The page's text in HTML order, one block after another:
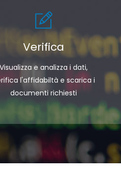
Verifica
Visualizza e analizza i dati,
l'affidabiltà e scarica i
documenti richiesti